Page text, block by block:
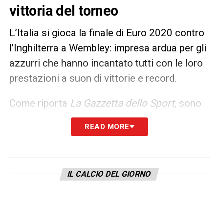
vittoria del torneo
L’Italia si gioca la finale di Euro 2020 contro
l’Inghilterra a Wembley: impresa ardua per gli
azzurri che hanno incantato tutti con le loro
prestazioni a suon di vittorie e record.
Come riporta La Gazzetta dello Sport, sono
aumentati di 30 milioni i guadagni derivati
dall’avventura agli Europei rispetto al 2016.
vittoria finale. Guadagni aumentati anche per
READ MORE
IL CALCIO DEL GIORNO